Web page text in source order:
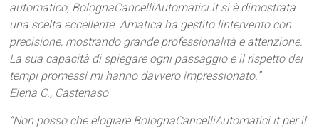
automatico, BolognaCancelliAutomatici.it si è dimostrata
una scelta eccellente. Amatica ha gestito lintervento con
precisione, mostrando grande professionalità e attenzione.
La sua capacità di spiegare ogni passaggio e il rispetto dei
tempi promessi mi hanno davvero impressionato.”
Elena C., Castenaso
“Non posso che elogiare BolognaCancelliAutomatici.it per il